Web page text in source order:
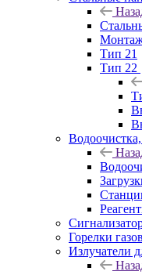
Монтаж
Тип 21
Тип 22
Горелки
Излучатели